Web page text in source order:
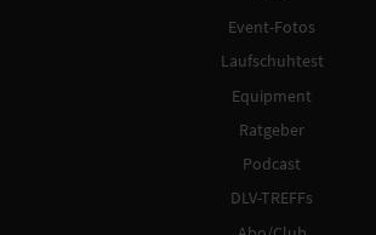
Event-Fotos
Laufschuhtest
Equipment
Ratgeber
Podcast
DLV-TREFFs